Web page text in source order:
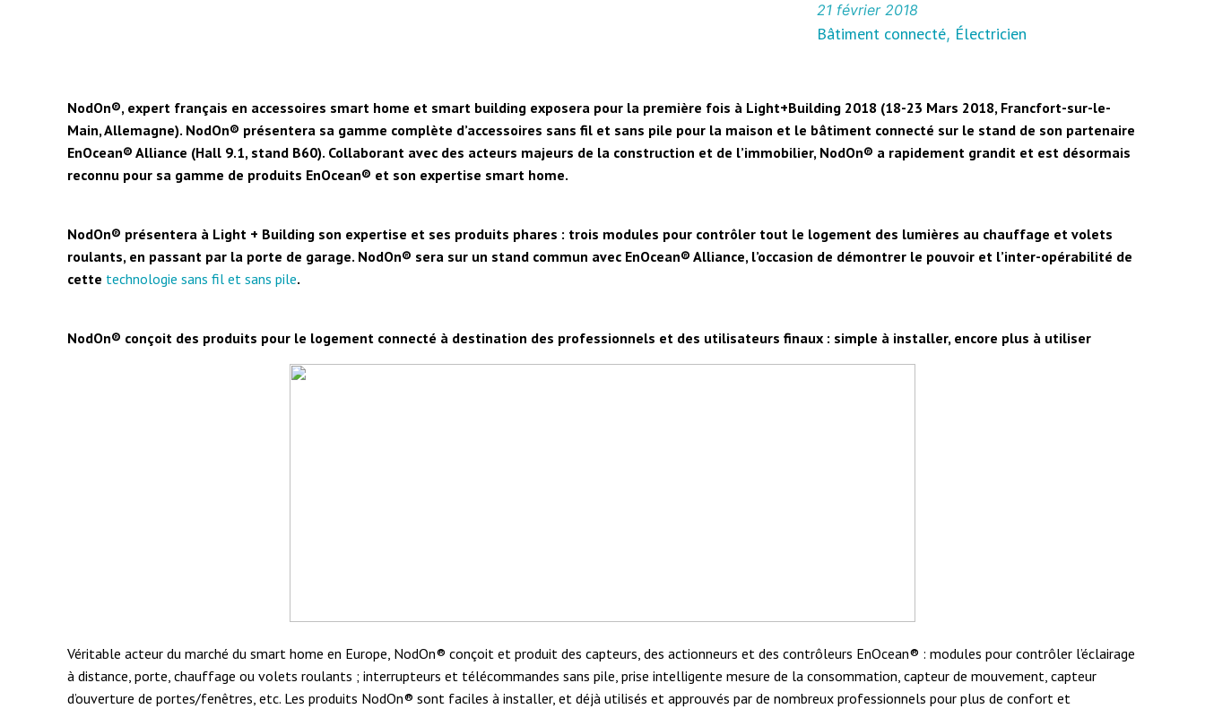
21 février 2018
Bâtiment connecté, Électricien
NodOn®, expert français en accessoires smart home et smart building exposera pour la première fois à Light+Building 2018 (18-23 Mars 2018, Francfort-sur-le-
Main, Allemagne). NodOn® présentera sa gamme complète d’accessoires sans fil et sans pile pour la maison et le bâtiment connecté sur le stand de son partenaire
EnOcean® Alliance (Hall 9.1, stand B60). Collaborant avec des acteurs majeurs de la construction et de l’immobilier, NodOn® a rapidement grandit et est désormais
reconnu pour sa gamme de produits EnOcean® et son expertise smart home.
NodOn® présentera à Light + Building son expertise et ses produits phares : trois modules pour contrôler tout le logement des lumières au chauffage et volets
roulants, en passant par la porte de garage. NodOn® sera sur un stand commun avec EnOcean® Alliance, l’occasion de démontrer le pouvoir et l’inter-opérabilité de
cette technologie sans fil et sans pile.
NodOn® conçoit des produits pour le logement connecté à destination des professionnels et des utilisateurs finaux : simple à installer, encore plus à utiliser
Véritable acteur du marché du smart home en Europe, NodOn® conçoit et produit des capteurs, des actionneurs et des contrôleurs EnOcean® : modules pour contrôler l’éclairage
à distance, porte, chauffage ou volets roulants ; interrupteurs et télécommandes sans pile, prise intelligente mesure de la consommation, capteur de mouvement, capteur
d’ouverture de portes/fenêtres, etc. Les produits NodOn® sont faciles à installer, et déjà utilisés et approuvés par de nombreux professionnels pour plus de confort et